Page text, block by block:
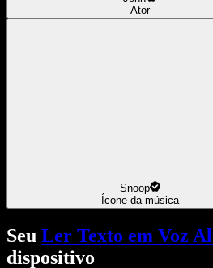
Ator
Snoop
Ícone da música
Seu Ler Texto em Voz
dispositivo